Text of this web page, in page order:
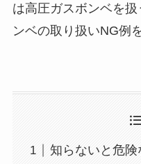
は高圧ガスボンベを
ンベの取り扱いNG例
知らないと危険